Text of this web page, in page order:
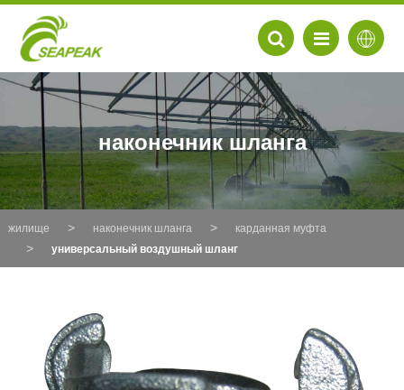
FR
наконечник шланга
жилище наконечник шланга
карданная муфта
универсальный воздушный шланг